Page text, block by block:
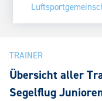
TRAINER
Übersicht aller
Segelflug